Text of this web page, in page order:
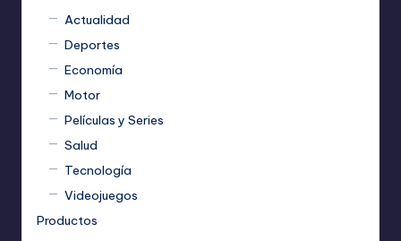
Actualidad
Deportes
Economía
Motor
Películas y Series
Salud
Tecnología
Videojuegos
Productos